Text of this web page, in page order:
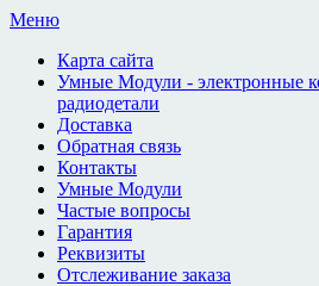
Меню
Карта сайта
Умные Модули - электронные
радиодетали
Доставка
Обратная связь
Контакты
Умные Модули
Частые вопросы
Гарантия
Реквизиты
Отслеживание заказа